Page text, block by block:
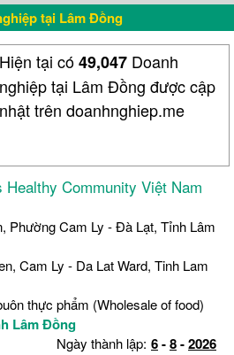
tại Lâm Đồng
Hiện tại có49,047 Doanh
nghiệp tại Lâm Đồng được cập
nhật trên doanhnghiep.me
Healthy Community Việt Nam
Phường Cam Ly - Đà Lạt, Tỉnh Lâm
Cam Ly - Da Lat Ward, Tinh Lam
thực phẩm (Wholesale of food)
Lâm Đồng
Ngày thành lập: 6-8-2026